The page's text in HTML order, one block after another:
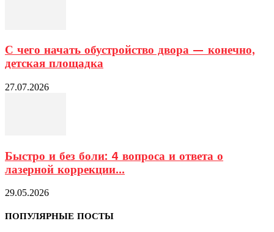
С чего начать обустройство двора — конечно,
детская площадка
27.07.2026
Быстро и без боли: 4 вопроса и ответа о
лазерной коррекции...
29.05.2026
ПОПУЛЯРНЫЕ ПОСТЫ